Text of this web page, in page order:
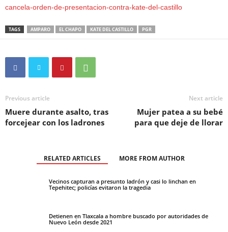
cancela-orden-de-presentacion-contra-kate-del-castillo
TAGS AMPARO EL CHAPO KATE DEL CASTILLO PGR
Previous article
Muere durante asalto, tras
forcejear con los ladrones
Next article
Mujer patea a su bebé
para que deje de llorar
RELATED ARTICLES MORE FROM AUTHOR
Vecinos capturan a presunto ladrón y casi lo linchan en
Tepehitec; policías evitaron la tragedia
Detienen en Tlaxcala a hombre buscado por autoridades de
Nuevo León desde 2021